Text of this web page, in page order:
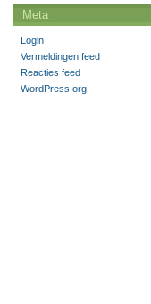
Meta
Login
Vermeldingen feed
Reacties feed
WordPress.org